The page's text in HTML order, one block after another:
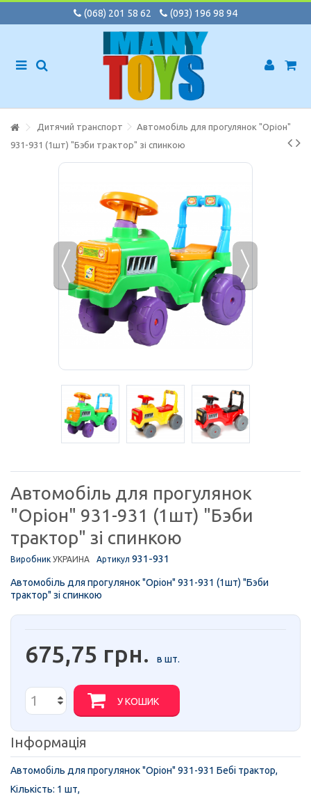
(068) 201 58 62 (093) 196 98 94
Дитячий транспорт
Автомобіль для прогулянок "Оріон"
931-931 (1шт) "Бэби трактор" зі спинкою
Автомобіль для прогулянок
"Оріон" 931-931 (1шт) "Бэби
трактор" зі спинкою
Виробник УКРАИНА Артикул 931-931
Автомобіль для прогулянок "Оріон" 931-931 (1шт) "Бэби
трактор" зі спинкою
675,75 грн. в шт.
У КОШИК
Інформація
Автомобіль для прогулянок "Оріон" 931-931 Бебі трактор,
Кількість: 1 шт,